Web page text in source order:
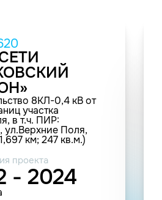
8КЛ-0,4 кВ от
участка
в т.ч. ПИР:
ул.Верхние Поля,
км; 247 кв.м.)
проекта
- 2024